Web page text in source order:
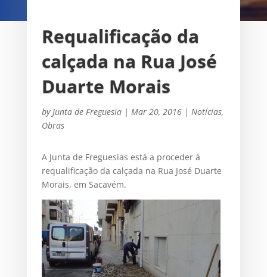
Requalificação da
calçada na Rua José
Duarte Morais
by Junta de Freguesia| Mar 20, 2016| Notícias,
Obras
A Junta de Freguesias está a proceder à
requalificação da calçada na Rua José Duarte
Morais‏, em Sacavém.